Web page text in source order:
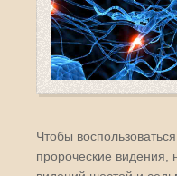
Чтобы
пророческие видения,